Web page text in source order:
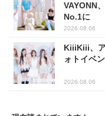
VAYONN
No.1に
2026.08.06
KiiiKiii、
ォトイベ
2026.08.06